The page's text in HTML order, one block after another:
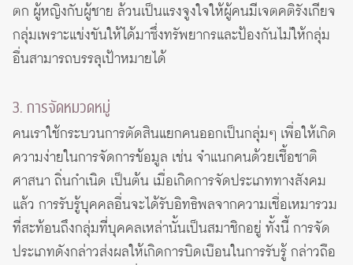
ตก ผู้หญิงกับผู้ชาย ล้วนเป็นแรงจูงใจให้ผู้คนมีเจตคติรังเกียจ
กลุ่มเพราะแข่งขันให้ได้มาซึ่งทรัพยากรและป้องกันไม่ให้กลุ่ม
อื่นสามารถบรรลุเป้าหมายได้
3. การจัดหมวดหมู่
คนเราใช้กระบวนการตัดสินแยกคนออกเป็นกลุ่มๆ เพื่อให้เกิด
ความง่ายในการจัดการข้อมูล เช่น จำแนกคนด้วยเชื้อชาติ
ศาสนา ถิ่นกำเนิด เป็นต้น เมื่อเกิดการจัดประเภททางสังคม
แล้ว การรับรู้บุคคลอื่นจะได้รับอิทธิพลจากความเชื่อเหมารวม
ที่สะท้อนถึงกลุ่มที่บุคคลเหล่านั้นเป็นสมาชิกอยู่ ทั้งนี้ การจัด
ประเภทดังกล่าวส่งผลให้เกิดการบิดเบือนในการรับรู้ กล่าวถือ